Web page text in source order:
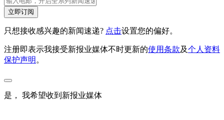
立即订阅
只想接收感兴趣的新闻速递? 点击设置您的偏好。
注册即表示我接受新报业媒体不时更新的使用条款及个人资料
保护声明 。
是， 我希望收到新报业媒体